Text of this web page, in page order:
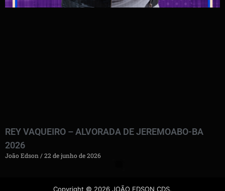
REY VAQUEIRO – ALVORADA DE JEREMOABO-BA
2026
João Edson 22 de junho de 2026
Copyright © 2026 JOÃO EDSON CDS.